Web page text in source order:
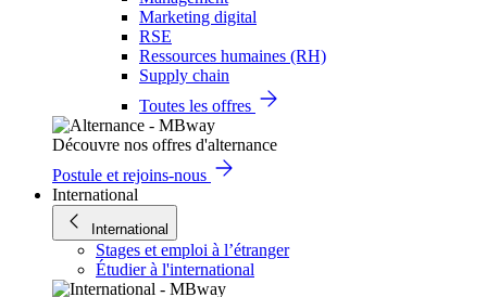
Marketing digital
RSE
Ressources humaines (RH)
Supply chain
Toutes les offres
Découvre nos offres d'alternance
Postule et rejoins-nous
International
International
Stages et emploi à l’étranger
Étudier à l'international